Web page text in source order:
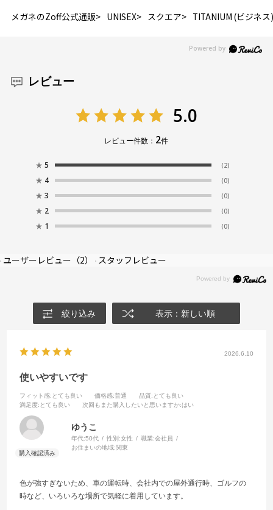
メガネのZoff公式通販 UNISEX スクエア TITANIUM (ビジネス
レビュー
5.0
レビュー件数： 2件
★ 5 (2)
★ 4 (0)
★ 3 (0)
★ 2 (0)
★ 1 (0)
ユーザーレビュー （2） スタッフレビュー
絞り込み 表示：新しい順
2026.6.10
使いやすいです
フィット感:とても良い 価格感:普通 品質:とても良い
満足度:とても良い 次回もまた購入したいと思いますか:はい
ゆうこ
年代:50代 性別:女性 職業:会社員
お住まいの地域:関東
色が強すぎないため、車の運転時、会社内での屋外通行時、ゴルフの
時など、いろいろな場所で気軽に着用しています。